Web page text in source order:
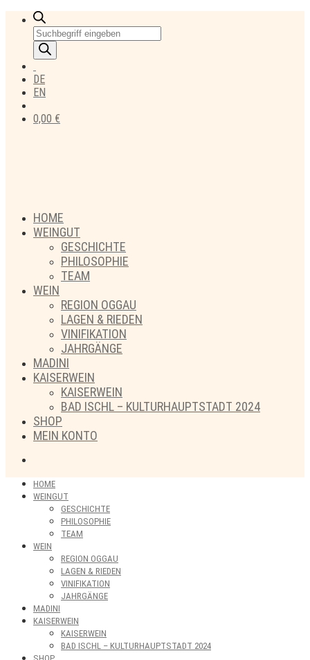
Products
search
DE
EN
0,00 €
HOME
WEINGUT
GESCHICHTE
PHILOSOPHIE
TEAM
WEIN
REGION OGGAU
LAGEN & RIEDEN
VINIFIKATION
JAHRGÄNGE
MADINI
KAISERWEIN
KAISERWEIN
BAD ISCHL – KULTURHAUPTSTADT 2024
SHOP
MEIN KONTO
HOME
WEINGUT
GESCHICHTE
PHILOSOPHIE
TEAM
WEIN
REGION OGGAU
LAGEN & RIEDEN
VINIFIKATION
JAHRGÄNGE
MADINI
KAISERWEIN
KAISERWEIN
BAD ISCHL – KULTURHAUPTSTADT 2024